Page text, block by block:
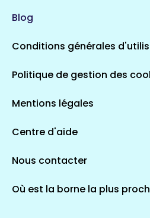
Blog
Conditions générales
Politique de gestion des
Mentions légales
Centre d'aide
Nous contacter
Où est la borne la plus